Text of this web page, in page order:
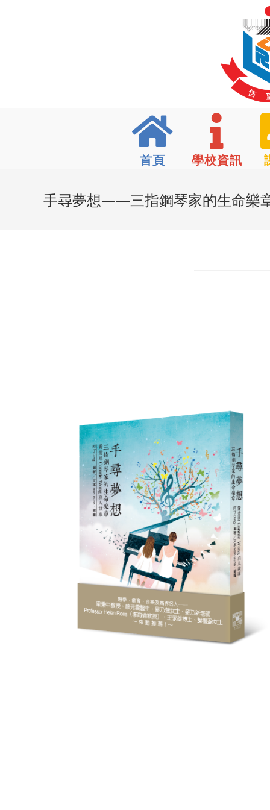
首頁 學校資訊
手尋夢想——三指鋼琴家的生命樂